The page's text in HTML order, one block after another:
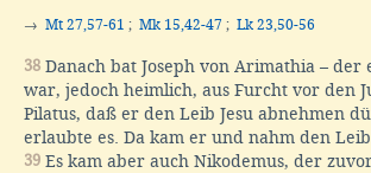
→ Mt 27,57-61 ; Mk 15,42-47 ; Lk 23,50-56
38 Danach bat Joseph von Arimathia – der
war, jedoch heimlich, aus Furcht vor den
Pilatus, daß er den Leib Jesu abnehmen
erlaubte es. Da kam er und nahm den Leib
39 Es kam aber auch Nikodemus, der